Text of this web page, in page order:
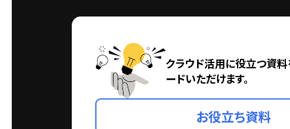
クラウド活用に役立つ資
ードいただけます。
お役立ち資料